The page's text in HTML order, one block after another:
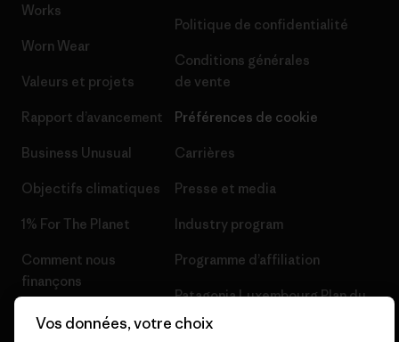
Works
Worn Wear
Valeurs et projets
Rapport d’avancement
Business Unusual
Objectifs climatiques
1% For The Planet
Comment nous
finançons
Cartes cadeaux
Politique de confidentialité
Conditions générales
de vente
Préférences de cookie
Carrières
Presse et media
Industry program
Programme d’affiliation
Patagonia Luxembourg Plan du
site
Vos données, votre choix